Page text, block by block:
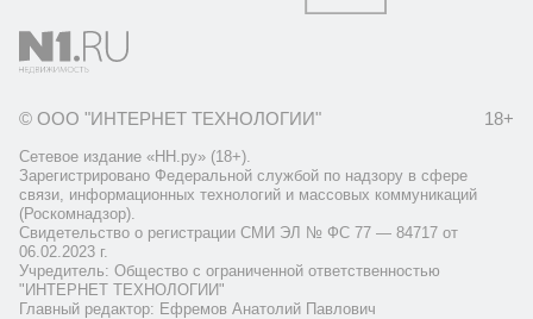
© ООО "ИНТЕРНЕТ ТЕХНОЛОГИИ" 18+
Сетевое издание «НН.ру» (18+).
Зарегистрировано Федеральной службой по надзору в сфере
связи, информационных технологий и массовых коммуникаций
(Роскомнадзор).
Свидетельство о регистрации СМИ ЭЛ № ФС 77 — 84717 от
06.02.2023 г.
Учредитель: Общество с ограниченной ответственностью
"ИНТЕРНЕТ ТЕХНОЛОГИИ"
Главный редактор: Ефремов Анатолий Павлович